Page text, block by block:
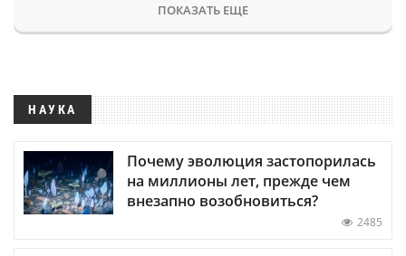
ПОКАЗАТЬ ЕЩЕ
НАУКА
Почему эволюция застопорилась
на миллионы лет, прежде чем
внезапно возобновиться?
2485